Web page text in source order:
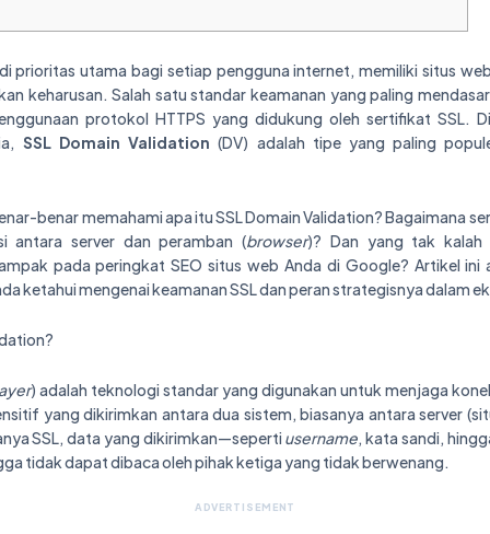
prioritas utama bagi setiap pengguna internet, memiliki situs
keharusan. Salah satu standar keamanan yang paling
protokol HTTPS yang didukung oleh sertifikat SSL.
SSL Domain Validation (DV) adalah tipe yang paling
benar memahami apa itu SSL Domain Validation? Bagaimana
antara server dan peramban (browser)? Dan yang tak kalah
pada peringkat SEO situs web Anda di Google? Artikel ini
ketahui mengenai keamanan SSL dan peran strategisnya dalam
) adalah teknologi standar yang digunakan untuk menjaga
yang dikirimkan antara dua sistem, biasanya antara server
SSL, data yang dikirimkan—seperti username, kata sandi,
tidak dapat dibaca oleh pihak ketiga yang tidak berwenang.
ADVERTISEMENT